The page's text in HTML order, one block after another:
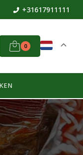
+31617911111
0